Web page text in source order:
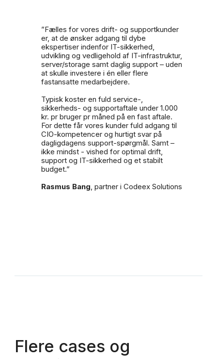
”Fælles for vores drift- og supportkunder
er, at de ønsker adgang til dybe
ekspertiser indenfor IT-sikkerhed,
udvikling og vedligehold af IT-infrastruktur,
server/storage samt daglig support – uden
at skulle investere i én eller flere
fastansatte medarbejdere.
Typisk koster en fuld service-,
sikkerheds- og supportaftale under 1.000
kr. pr bruger pr måned på en fast aftale.
For dette får vores kunder fuld adgang til
CIO-kompetencer og hurtigt svar på
dagligdagens support-spørgmål. Samt –
ikke mindst - vished for optimal drift,
support og IT-sikkerhed og et stabilt
budget.”
Rasmus Bang, partner i Codeex Solutions
Flere cases og